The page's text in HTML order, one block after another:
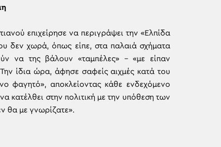
επιχείρησε να περιγράψει την «Ελπίδα
δεν χωρά, όπως είπε, στα παλαιά σχήματα
να της βάλουν «ταμπέλες» – «με είπαν
ίδια ώρα, άφησε σαφείς αιχμές κατά του
φαγητό», αποκλείοντας κάθε ενδεχόμενο
στην πολιτική με την υπόθεση των
θα με γνωρίζατε».